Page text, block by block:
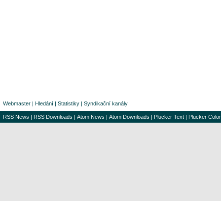
Webmaster | Hledání | Statistiky | Syndikační kanály
RSS News | RSS Downloads | Atom News | Atom Downloads | Plucker Text | Plucker Color